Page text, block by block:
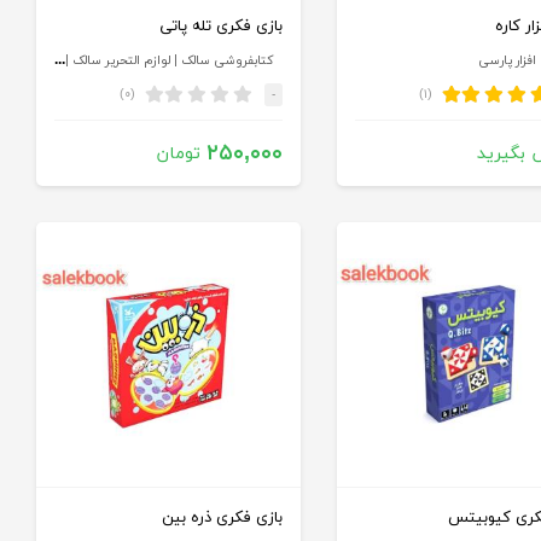
کاره
پارسی
(۱)
بگیرید
بازی فکری تله پاتی
کتابفروشی سالک | لوازم التحریر سالک | کادویی سالک
- (۰)
۲۵۰,۰۰۰ تومان
کیوبیتس بازی فکری ذره بین